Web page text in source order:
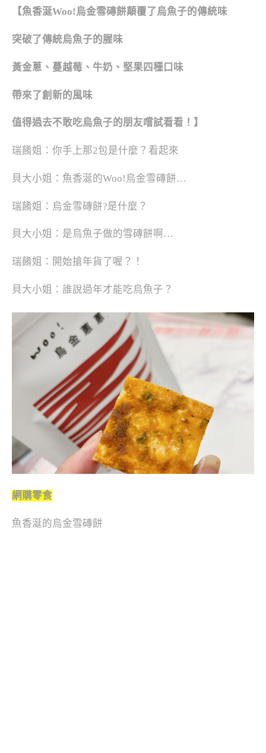
【魚香涎Woo!烏金雪磚餅顛覆了烏魚子的傳統味
突破了傳統烏魚子的腥味
黃金蔥、蔓越莓、牛奶、堅果四種口味
帶來了創新的風味
值得過去不敢吃烏魚子的朋友嚐試看看！】
瑞餚姐：你手上那2包是什麼？看起來
貝大小姐：魚香涎的Woo!烏金雪磚餅…
瑞餚姐：烏金雪磚餅?是什麼？
貝大小姐：是烏魚子做的雪磚餅啊…
瑞餚姐：開始搶年貨了喔？！
貝大小姐：誰說過年才能吃烏魚子？
網購零食
魚香涎的烏金雪磚餅